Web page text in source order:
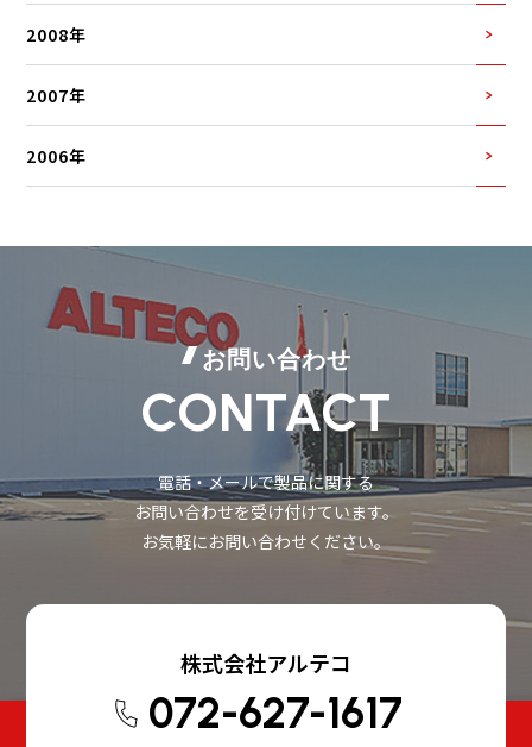
2008年
2007年
2006年
お問い合わせ
CONTACT
電話・メールで製品に関する
お問い合わせを受け付けています。
お気軽にお問い合わせください。
株式会社アルテコ
072-627-1617